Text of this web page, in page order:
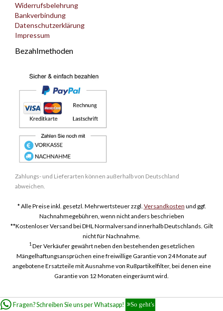
Widerrufsbelehrung
Bankverbindung
Datenschutzerklärung
Impressum
Bezahlmethoden
Zahlungs- und Lieferarten können außerhalb von Deutschland
abweichen.
Fragen? Schreiben Sie uns per Whatsapp! So geht's
* Alle Preise inkl. gesetzl. Mehrwertsteuer zzgl. Versandkosten und ggf.
Nachnahmegebühren, wenn nicht anders beschrieben
**Kostenloser Versand bei DHL Normalversand innerhalb Deutschlands. Gilt
nicht für Nachnahme.
1Der Verkäufer gewährt neben den bestehenden gesetzlichen
Mängelhaftungsansprüchen eine freiwillige Garantie von 24 Monate auf
angebotene Ersatzteile mit Ausnahme von Rußpartikelfilter, bei denen eine
Garantie von 12 Monaten eingeräumt wird.